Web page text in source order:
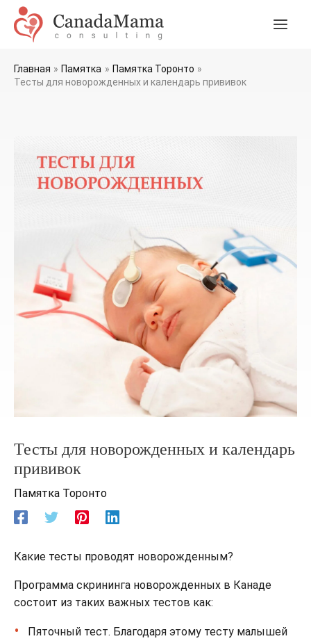
Перейти
содержимому
Главная Памятка
Памятка Торонто
Тесты для новорожденных и календарь прививок
Тесты для новорожденных и календарь
прививок
Памятка Торонто
Какие тесты проводят новорожденным?
Программа скрининга новорожденных в Канаде
состоит из таких важных тестов как:
Пяточный тест. Благодаря этому тесту малышей